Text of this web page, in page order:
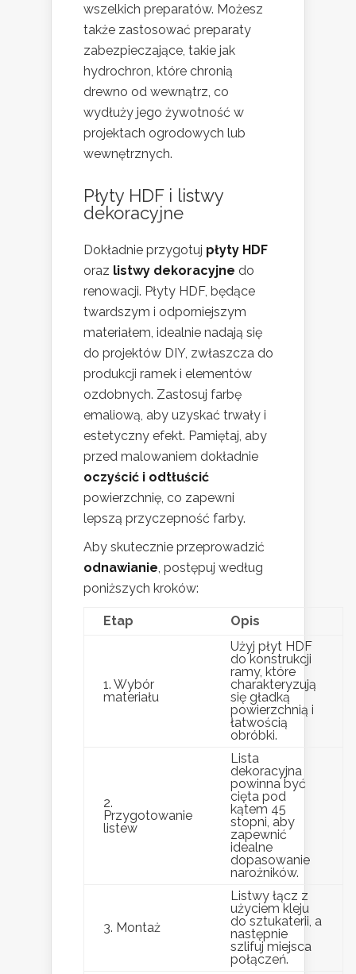
wszelkich preparatów. Możesz
także zastosować preparaty
zabezpieczające, takie jak
hydrochron, które chronią
drewno od wewnątrz, co
wydłuży jego żywotność w
projektach ogrodowych lub
wewnętrznych.
Płyty HDF i listwy
dekoracyjne
Dokładnie przygotuj płyty HDF
oraz listwy dekoracyjne do
renowacji. Płyty HDF, będące
twardszym i odporniejszym
materiałem, idealnie nadają się
do projektów DIY, zwłaszcza do
produkcji ramek i elementów
ozdobnych. Zastosuj farbę
emaliową, aby uzyskać trwały i
estetyczny efekt. Pamiętaj, aby
przed malowaniem dokładnie
oczyścić i odtłuścić
powierzchnię, co zapewni
lepszą przyczepność farby.
Aby skutecznie przeprowadzić
odnawianie, postępuj według
poniższych kroków:
Etap Opis
1. Wybór
materiału
Użyj płyt HDF
do konstrukcji
ramy, które
charakteryzują
się gładką
powierzchnią i
łatwością
obróbki.
2.
Przygotowanie
listew
Lista
dekoracyjna
powinna być
cięta pod
kątem 45
stopni, aby
zapewnić
idealne
dopasowanie
narożników.
3. Montaż
Listwy łącz z
użyciem kleju
do sztukaterii, a
następnie
szlifuj miejsca
połączeń.